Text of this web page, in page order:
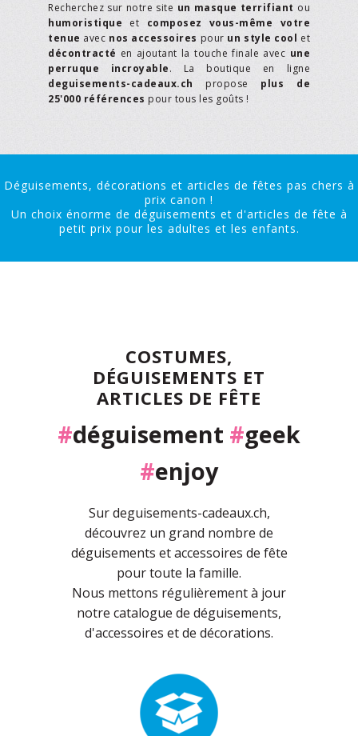
Recherchez sur notre site un masque terrifiant ou
humoristique et composez vous-même votre
tenue avec nos accessoires pour un style cool et
décontracté en ajoutant la touche finale avec une
perruque incroyable. La boutique en ligne
deguisements-cadeaux.ch propose plus de
25'000 références pour tous les goûts !
Déguisements, décorations et articles de fêtes pas chers à
prix canon !
Un choix énorme de déguisements et d'articles de fête à
petit prix pour les adultes et les enfants.
COSTUMES,
DÉGUISEMENTS ET
ARTICLES DE FÊTE
#déguisement #geek
#enjoy
Sur deguisements-cadeaux.ch,
découvrez un grand nombre de
déguisements et accessoires de fête
pour toute la famille.
Nous mettons régulièrement à jour
notre catalogue de déguisements,
d'accessoires et de décorations.